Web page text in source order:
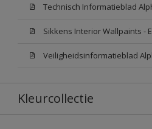
Technisch Informatieblad
Kleurcollectie